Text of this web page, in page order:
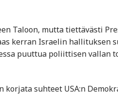
Taloon, mutta tiettävästi
kerran Israelin hallituksen
puuttua poliittisen vallan
suhteet USA:n